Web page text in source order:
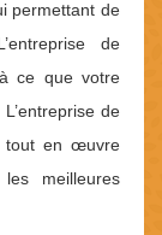
permettant de
de
ce que votre
de
tout en œuvre
meilleures